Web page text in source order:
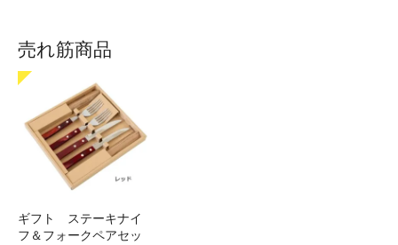
売れ筋商品
ギフト ステーキナイ
フ＆フォークペアセッ